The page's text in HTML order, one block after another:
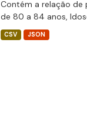
Contém a relação de
de 80 a 84 anos,
CSV JSON